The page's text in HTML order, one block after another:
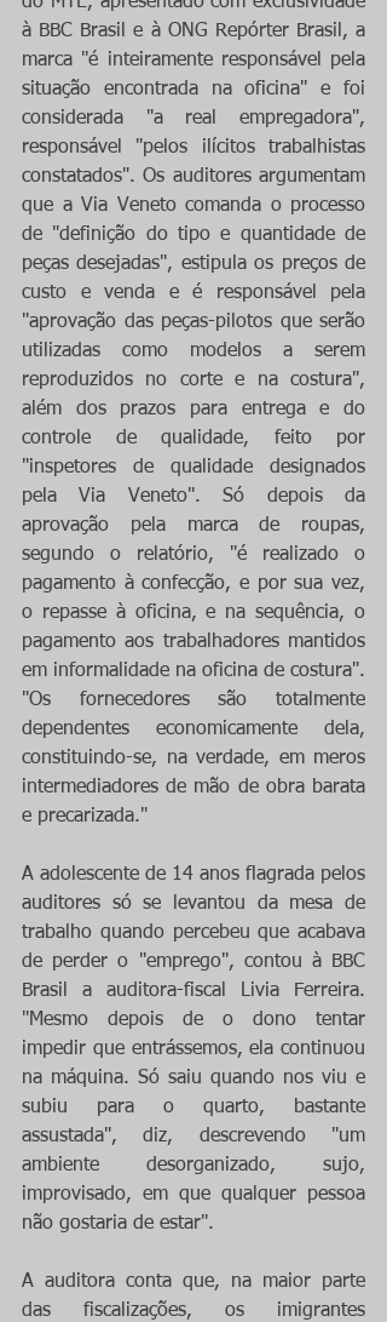
à BBC Brasil e à ONG Repórter Brasil, a
marca "é inteiramente responsável pela
situação encontrada na oficina" e foi
considerada "a real empregadora",
responsável "pelos ilícitos trabalhistas
constatados". Os auditores argumentam
que a Via Veneto comanda o processo
de "definição do tipo e quantidade de
peças desejadas", estipula os preços de
custo e venda e é responsável pela
"aprovação das peças-pilotos que serão
utilizadas como modelos a serem
reproduzidos no corte e na costura",
além dos prazos para entrega e do
controle de qualidade, feito por
"inspetores de qualidade designados
pela Via Veneto". Só depois da
aprovação pela marca de roupas,
segundo o relatório, "é realizado o
pagamento à confecção, e por sua vez,
o repasse à oficina, e na sequência, o
pagamento aos trabalhadores mantidos
em informalidade na oficina de costura".
"Os fornecedores são totalmente
dependentes economicamente dela,
constituindo-se, na verdade, em meros
intermediadores de mão de obra barata
e precarizada."
A adolescente de 14 anos flagrada pelos
auditores só se levantou da mesa de
trabalho quando percebeu que acabava
de perder o "emprego", contou à BBC
Brasil a auditora-fiscal Livia Ferreira.
"Mesmo depois de o dono tentar
impedir que entrássemos, ela continuou
na máquina. Só saiu quando nos viu e
subiu para o quarto, bastante
assustada", diz, descrevendo "um
ambiente desorganizado, sujo,
improvisado, em que qualquer pessoa
não gostaria de estar".
A auditora conta que, na maior parte
das fiscalizações, os imigrantes